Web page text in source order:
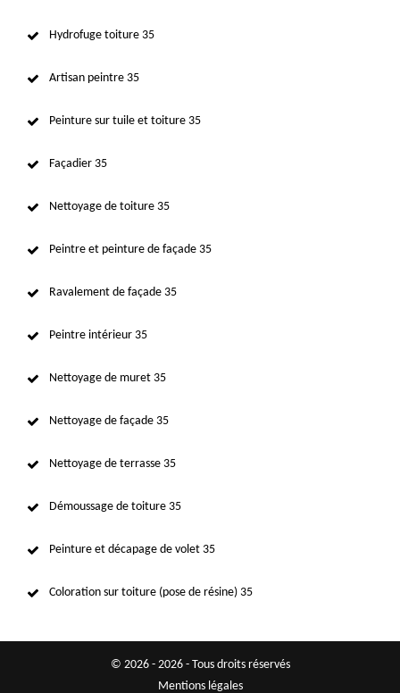
Hydrofuge toiture 35
Artisan peintre 35
Peinture sur tuile et toiture 35
Façadier 35
Nettoyage de toiture 35
Peintre et peinture de façade 35
Ravalement de façade 35
Peintre intérieur 35
Nettoyage de muret 35
Nettoyage de façade 35
Nettoyage de terrasse 35
Démoussage de toiture 35
Peinture et décapage de volet 35
Coloration sur toiture (pose de résine) 35
© 2026 - 2026 - Tous droits réservés
Mentions légales